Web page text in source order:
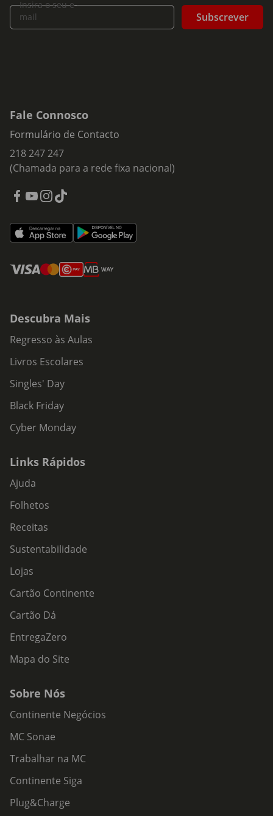
Insira o seu e-
mail
Subscrever
Fale Connosco
Formulário de Contacto
218 247 247
(Chamada para a rede fixa nacional)
Descubra Mais
Regresso às Aulas
Livros Escolares
Singles' Day
Black Friday
Cyber Monday
Links Rápidos
Ajuda
Folhetos
Receitas
Sustentabilidade
Lojas
Cartão Continente
Cartão Dá
EntregaZero
Mapa do Site
Sobre Nós
Continente Negócios
MC Sonae
Trabalhar na MC
Continente Siga
Plug&Charge